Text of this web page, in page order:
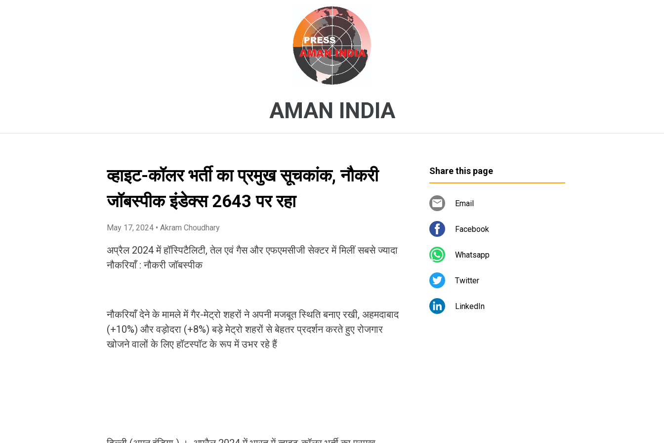
AMAN INDIA
व्हाइट-कॉलर भर्ती का प्रमुख सूचकांक, नौकरी
जॉबस्पीक इंडेक्स 2643 पर रहा
May 17, 2024 • Akram Choudhary
अप्रैल 2024 में हॉस्पिटैलिटी, तेल एवं गैस और एफएमसीजी सेक्टर में मिलीं सबसे ज्यादा
नौकरियाँ : नौकरी जॉबस्पीक
नौकरियाँ देने के मामले में गैर-मेट्रो शहरों ने अपनी मजबूत स्थिति बनाए रखी, अहमदाबाद
(+10%) और वड़ोदरा (+8%) बड़े मेट्रो शहरों से बेहतर प्रदर्शन करते हुए रोजगार
खोजने वालों के लिए हॉटस्पॉट के रूप में उभर रहे हैं
Share this page
Email
Facebook
Whatsapp
Twitter
LinkedIn